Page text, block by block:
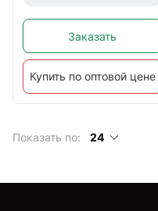
Заказать
Купить по оптовой цене
Показать по: 24